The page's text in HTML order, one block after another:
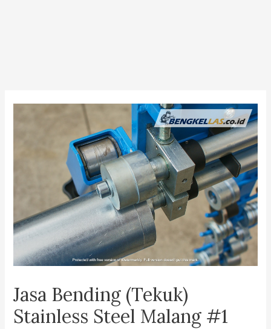
Jasa Bending (Tekuk)
Stainless Steel Malang #1